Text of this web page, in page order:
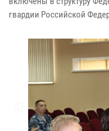
гвардии Российской